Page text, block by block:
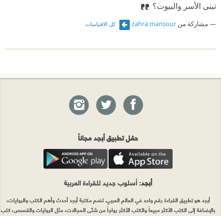
تبنى الأسر والبيوت؟
مشاركة من zahra mansour كل الاقتباسات
حمّل تطبيق أبجد مجاناً
أبجد: أسلوب جديد للقراءة العربية
أبجد هو تطبيق القراءة رقم واحد في العالم العربي. تضم مكتبة أبجد أحدث وأهم الكتب والروايات،
بالإضافة إلى الكتب الأكثر مبيعاً والكتب الأكثر رواجاً من شتّى المجالات، مثل الروايات والقصص، كتب